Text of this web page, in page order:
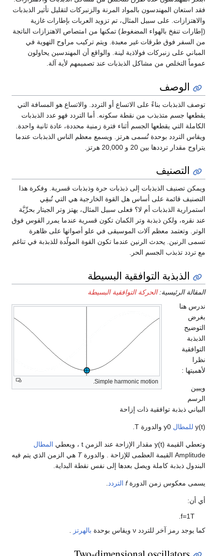
فقد استعان المهندسون بالمواد المرنة والزنبركات لتقليل تأثير الذبذبات
والاهتزازات. على سبيل المثال، تم تزويد العربات بإطارات غازية
(إطارات تنفخ بالهواء المضغوط) تمكنها من امتصاص الاهتزازات الناتجة
من السفر فوق طرقات غير معبدة. ويتم تركيب مراوح التهوية في
المباني على زنبركات فولاذية لينة. والواقع أن المهندسين يحاولون
عموماً التخلص من مشاكل الذبذبات عند تصميمهم لأية آلة.
الوصف
توصف الذبذبات بناءً على الاتساع أو التردد. والاتساع هو المسافة التي
يقطعها جسم متذبذب من نقطة سكونه. أما التردد فهو عدد الذبذبات
الكاملة التي يقطعها الجسم أثناء فترة زمنية محددة، عادة ثانية واحدة.
ويقاس التردد بوحدة تُسمى هرتز. ويسمع معظم الناس الذبذبات عندما
يتراوح مقدار ترددها بين 20 و 20,000 هرتز.
التصنيف
ويمكن تصنيف الذبذبات إلى ذبذبات حرة وذبذبات قسرية. وفكرة هذا
التصنيف قائمة على أساس هل القوة الخارجية هي التي تُبقِي
استمرارية الذبذبات أم لا؟ فعلى سبيل المثال، يهتز وتر الجيتار بحرِّيَّة
عند نقره، ولكن ذبذبة وتر الكمان تكون قسرية عندما يمرر القوس فوق
الوتر. وتعتمد معظم آلات الموسيقى في علو أصواتها على ظاهرة
تسمى الرنين. يحدث الرنين عندما تكون القوة المولّدة للذبذبة في تناغم
مع تردد تذبذب الجسم الحر.
الذبذبة التوافقية البسيطة
المقالة الرئيسية:الحركة التوافقية البسيطة
Simple harmonic motion.
ندرس هنا
بغرض
التوضيح
الذبذبة
التوافقية
نظرا
لأهميتها :
ويبين
الرسم
البياني ذبذبة توافقية ذات إزاحة
y(t) للمطال y0 والدورة T
.
وتعطي القيمة y(t) مقدار الإزاحة عند الزمن t ، ويعطي المطال
Amplitude القيمة العظمى للإزاحة . والدورة
T هي الزمن الذي يتم فيه
البندول ذبذبة كاملة ويصل بعدها إلى نفس نقطة البداية.
يسمى معكوس زمن الدورةf التردد.
أي أن:
f=1T
.
كما يوجد رمز آخر للتردد ν ويقاس بوحدة بالهرتز .